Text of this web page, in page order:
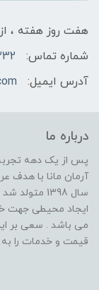
هفت روز هفته ، از ساعت 9 تا 18
شماره تماس:
آدرس ایمیل:
درباره ما
پس از یک دهه تجربه
آرمان مانا با هدف
سال 1398
ایجاد محیطی جهت
می باشد . سعی بر
قیمت و خدمات را به